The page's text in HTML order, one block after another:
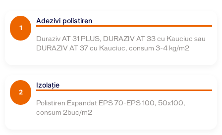
1
Adezivi polistiren
Duraziv AT 31 PLUS, DURAZIV AT 33 cu Kauciuc sau
DURAZIV AT 37 cu Kauciuc, consum 3-4 kg/m2
2
Izolație
Polistiren Expandat EPS 70-EPS 100, 50x100,
consum 2buc/m2